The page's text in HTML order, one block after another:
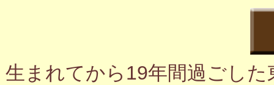
生まれてから19年間過ごし